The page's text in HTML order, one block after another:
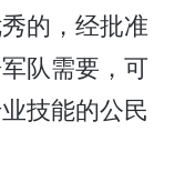
的，经批准
队需要，可
技能的公民